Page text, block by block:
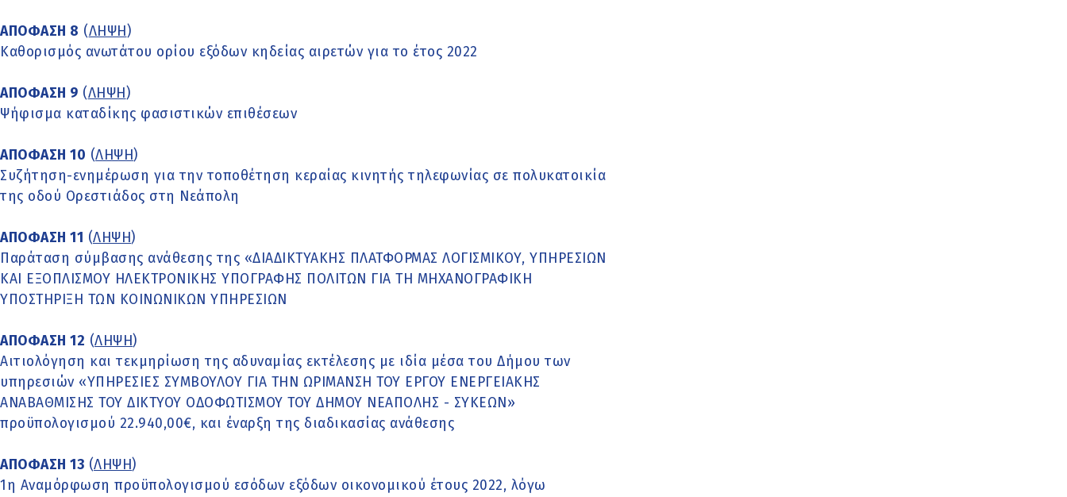
ΑΠΟΦΑΣΗ 8 (ΛΗΨΗ)
Καθορισμός ανωτάτου ορίου εξόδων κηδείας αιρετών για το έτος 2022
ΑΠΟΦΑΣΗ 9 (ΛΗΨΗ)
Ψήφισμα καταδίκης φασιστικών επιθέσεων
ΑΠΟΦΑΣΗ 10 (ΛΗΨΗ)
Συζήτηση-ενημέρωση για την τοποθέτηση κεραίας κινητής τηλεφωνίας σε πολυκατοικία
της οδού Ορεστιάδος στη Νεάπολη
ΑΠΟΦΑΣΗ 11 (ΛΗΨΗ)
Παράταση σύμβασης ανάθεσης της «ΔΙΑΔΙΚΤΥΑΚΗΣ ΠΛΑΤΦΟΡΜΑΣ ΛΟΓΙΣΜΙΚΟΥ, ΥΠΗΡΕΣΙΩΝ
ΚΑΙ ΕΞΟΠΛΙΣΜΟΥ ΗΛΕΚΤΡΟΝΙΚΗΣ ΥΠΟΓΡΑΦΗΣ ΠΟΛΙΤΩΝ ΓΙΑ ΤΗ ΜΗΧΑΝΟΓΡΑΦΙΚΗ
ΥΠΟΣΤΗΡΙΞΗ ΤΩΝ ΚΟΙΝΩΝΙΚΩΝ ΥΠΗΡΕΣΙΩΝ
ΑΠΟΦΑΣΗ 12 (ΛΗΨΗ)
Αιτιολόγηση και τεκμηρίωση της αδυναμίας εκτέλεσης με ιδία μέσα του Δήμου των
υπηρεσιών «ΥΠΗΡΕΣΙΕΣ ΣΥΜΒΟΥΛΟΥ ΓΙΑ ΤΗΝ ΩΡΙΜΑΝΣΗ ΤΟΥ ΕΡΓΟΥ ΕΝΕΡΓΕΙΑΚΗΣ
ΑΝΑΒΑΘΜΙΣΗΣ ΤΟΥ ΔΙΚΤΥΟΥ ΟΔΟΦΩΤΙΣΜΟΥ ΤΟΥ ΔΗΜΟΥ ΝΕΑΠΟΛΗΣ - ΣΥΚΕΩΝ»
προϋπολογισμού 22.940,00€, και έναρξη της διαδικασίας ανάθεσης
ΑΠΟΦΑΣΗ 13 (ΛΗΨΗ)
1η Αναμόρφωση προϋπολογισμού εσόδων εξόδων οικονομικού έτους 2022, λόγω